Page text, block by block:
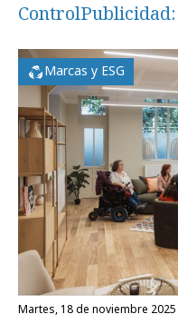
Marcas y ESG
martes, 18 de noviembre 2025